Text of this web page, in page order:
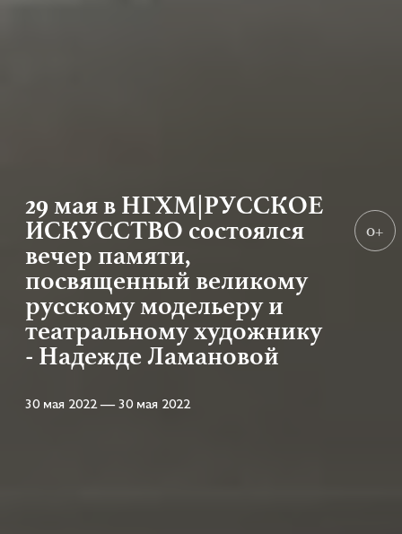
29 мая в НГХМ|РУССКОЕ
ИСКУССТВО состоялся
вечер памяти,
посвященный великому
русскому модельеру и
театральному художнику
- Надежде Ламановой
30 мая 2022 — 30 мая 2022
0+